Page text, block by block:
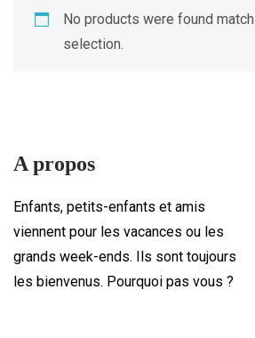
No products were found
selection.
A propos
Enfants, petits-enfants et amis
viennent pour les vacances ou les
grands week-ends. Ils sont toujours
les bienvenus. Pourquoi pas vous ?